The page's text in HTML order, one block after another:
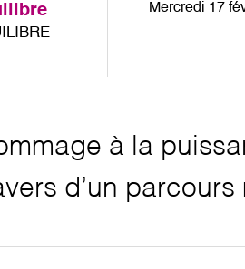
Mercredi 17
à la
d’un